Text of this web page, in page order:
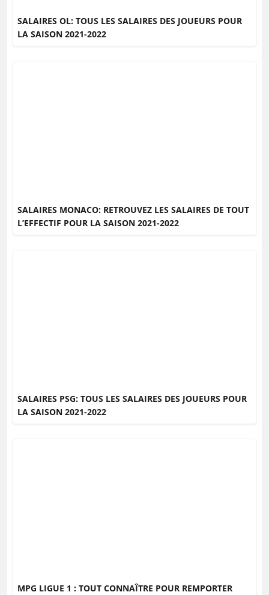
SALAIRES OL: TOUS LES SALAIRES DES JOUEURS POUR
LA SAISON 2021-2022
SALAIRES MONACO: RETROUVEZ LES SALAIRES DE TOUT
L’EFFECTIF POUR LA SAISON 2021-2022
SALAIRES PSG: TOUS LES SALAIRES DES JOUEURS POUR
LA SAISON 2021-2022
MPG LIGUE 1 : TOUT CONNAÎTRE POUR REMPORTER